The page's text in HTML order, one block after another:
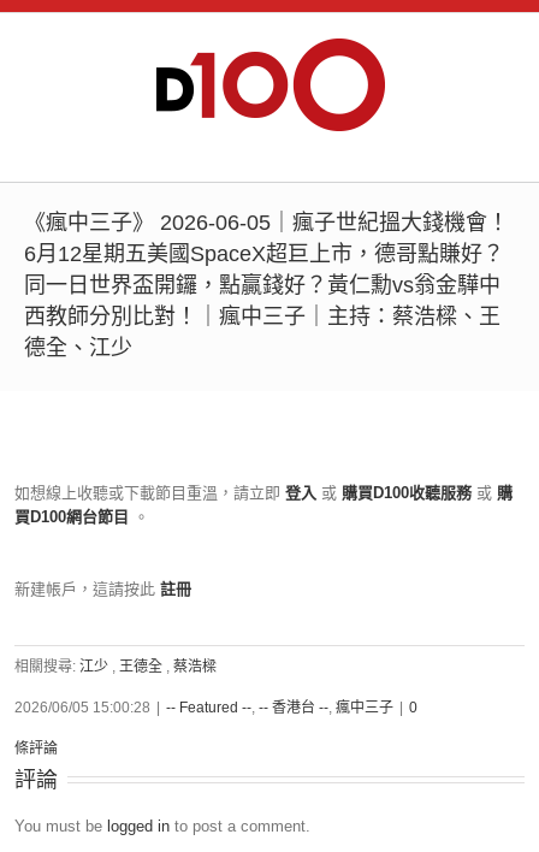
《瘋中三子》 2026-06-05｜瘋子世紀搵大錢機會！
6月12星期五美國SpaceX超巨上市，德哥點賺好？
同一日世界盃開鑼，點贏錢好？黃仁勳vs翁金驊中
西教師分別比對！｜瘋中三子｜主持：蔡浩樑、王
德全、江少
如想線上收聽或下載節目重溫，請立即 登入 或 購買D100收聽服務 或 購
買D100網台節目
。
新建帳戶，這請按此 註冊
相關搜尋: 江少 , 王德全 , 蔡浩樑
2026/06/05 15:00:28 -- Featured --, -- 香港台 --, 瘋中三子 0
條評論
評論
You must be logged in to post a comment.